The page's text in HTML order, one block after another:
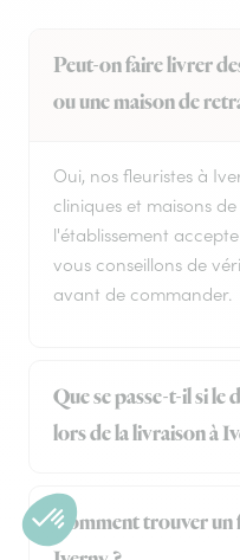
Peut-on faire livrer
ou une maison de
Oui, nos fleuristes à
cliniques et maisons
l'établissement
vous conseillons de
avant de commander.
Que se passe-t-il si le
lors de la livraison à
Comment trouver